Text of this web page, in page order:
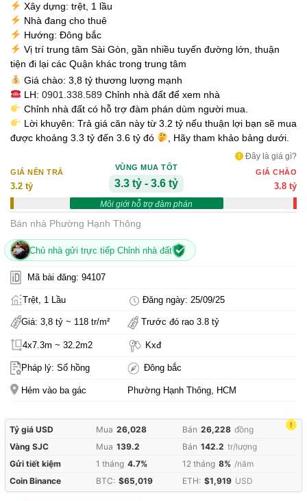
Xây dựng: trệt, 1 lầu
Nhà đang cho thuê
Hướng: Đông bắc
Vị trí trung tâm Sài Gòn, gần nhiều tuyến đường lớn, thuận
tiện đi lại các Quận khác trong trung tâm
Giá chào: 3,8 tỷ thương lượng mạnh
LH: 0901.338.589Chỉnh nhà đất để xem nhà
Chỉnh nhà đất có hỗ trợ đàm phán dùm người mua.
Lời khuyên: Trả giá căn này từ 3.2 tỷ nếu thuận lợi bạn sẽ mua
được khoảng 3.3 tỷ đến 3.6 tỷ đó
, Hãy tham khảo bảng dưới.
Đây là giá gì?
GIÁ NÊN TRẢ
3.2 tỷ
VÙNG MUA TỐT
3.3 tỷ - 3.6 tỷ
Môi giới hỗ trợ đàm phán
GIÁ CHÀO
3.8 tỷ
Bán nhà Phường Hạnh Thông
Chủ nhà gửi trực tiếp Chỉnh nhà đất
Mã bài đăng: 94107
Trệt, 1 Lầu Đăng ngày: 25/09/25
Giá: 3,8 tỷ ~ 118 tr/m² Trước đó rao 3.8 tỷ
4x7.3m ~ 32.2m2 Kxđ
Pháp lý: Sổ hồng Đông bắc
Hẻm vào ba gác Phường Hạnh Thông, HCM
!
Tỷ giá USD Mua 26,028 Bán 26,228 đồng
Vàng SJC
Mua 139.2 Bán 142.2 tr/lượng
Gửi tiết kiệm
1 tháng 4.7% 12 tháng 8% /năm
Coin Binance
BTC: $65,019 ETH: $1,919 USD